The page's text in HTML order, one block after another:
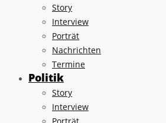
Story
Interview
Porträt
Nachrichten
Termine
Politik
Story
Interview